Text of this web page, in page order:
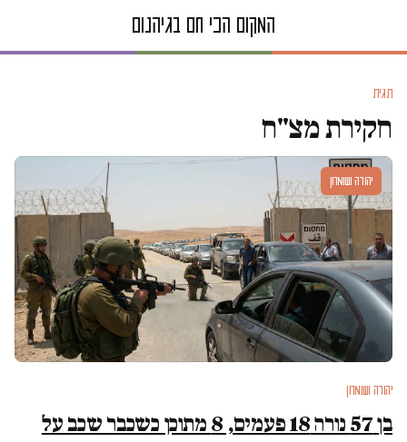
תגית
חקירת מצ"ח
יהודה ושומרון
יהודה ושומרון
בן 57 נורה 18 פעמים, 8 מתוכן כשכבר שכב על